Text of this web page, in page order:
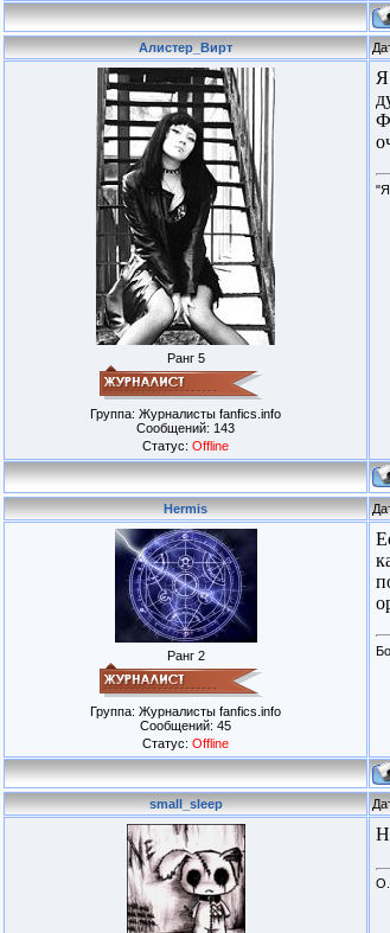
Алистер_Вирт
Ранг 5
Группа: Журналисты fanfics.info
Сообщений: 143
Статус: Offline
Я
"Я
Hermis
Ранг 2
Группа: Журналисты fanfics.info
Сообщений: 45
Статус: Offline
small_sleep
О.